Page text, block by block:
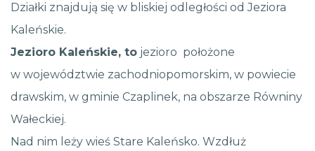
Działki znajdują się w bliskiej odległości od Jeziora
Kaleńskie.
Jezioro Kaleńskie, to jezioro położone
w województwie zachodniopomorskim, w powiecie
drawskim, w gminie Czaplinek, na obszarze Równiny
Wałeckiej.
Nad nim leży wieś Stare Kaleńsko. Wzdłuż